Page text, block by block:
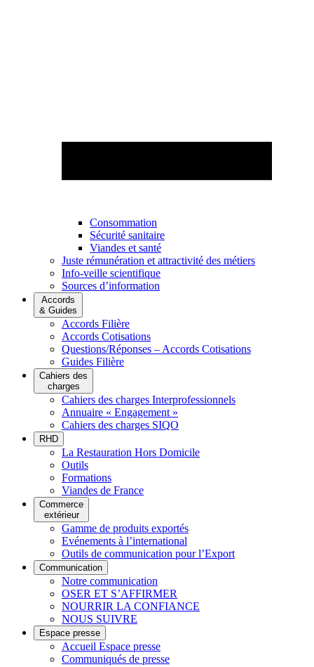
Consommation
Sécurité sanitaire
Viandes et santé
Juste rémunération et attractivité des métiers
Info-veille scientifique
Sources d’information
Accords
& Guides
Accords Filière
Accords Cotisations
Questions/Réponses – Accords Cotisations
Guides Filière
Cahiers des
charges
Cahiers des charges Interprofessionnels
Annuaire « Engagement »
Cahiers des charges SIQO
RHD
La Restauration Hors Domicile
Outils
Formations
Viandes de France
Commerce
extérieur
Gamme de produits exportés
Evénements à l’international
Outils de communication pour l’Export
Communication
Notre communication
OSER ET S’AFFIRMER
NOURRIR LA CONFIANCE
NOUS SUIVRE
Espace presse
Accueil Espace presse
Communiqués de presse